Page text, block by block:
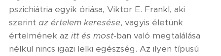
pszichiátria egyik óriása, Viktor E. Frankl, aki
szerint az értelem keresése, vagyis életünk
értelmének az itt és most-ban való megtalálása
nélkül nincs igazi lelki egészség. Az ilyen típusú